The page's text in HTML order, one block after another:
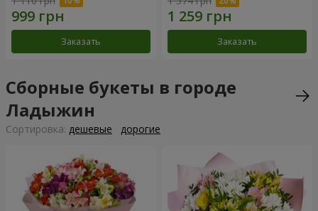
Заказать Заказать
Сборные букеты в городе
Ладыжин
Cортировка: дешевые дорогие